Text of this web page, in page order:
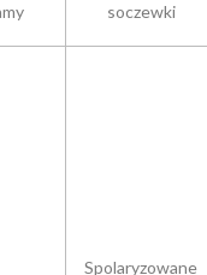
soczewki
Spolaryzowane